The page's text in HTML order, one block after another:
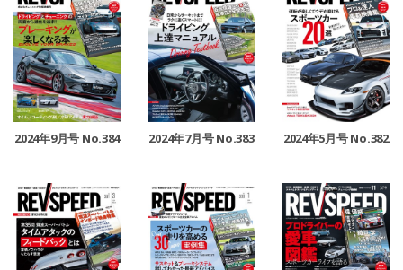
2024年9月号 No.384 2024年7月号 No.383 2024年5月号 No.382